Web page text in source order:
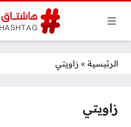
الرئيسية » زاويتي
زاويتي